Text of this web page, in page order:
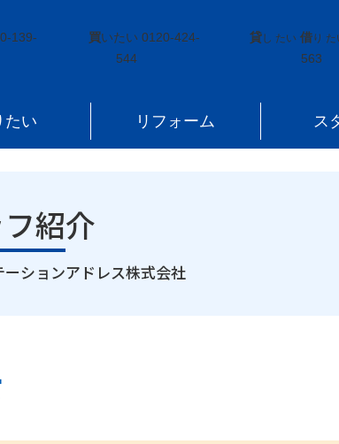
139-
買いたい 0120-424-
544
貸し たい 借り た
563
たい リフォーム ス
紹介
ションアドレス株式会社